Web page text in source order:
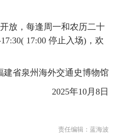
放，每逢周一和农历二十
17:00 停止入场)，欢
建省泉州海外交通史博物馆
2025年10月8日
责任编辑： 蓝海波